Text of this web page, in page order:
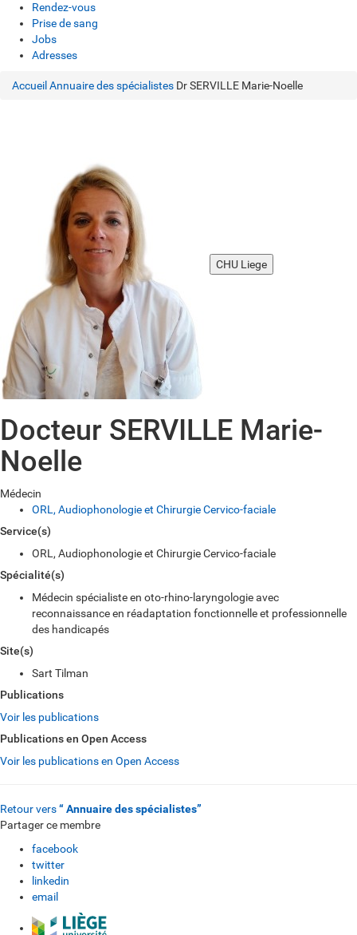
Rendez-vous
Prise de sang
Jobs
Adresses
Accueil Annuaire des spécialistes Dr SERVILLE Marie-Noelle
CHU Liege
Docteur SERVILLE Marie-
Noelle
Médecin
ORL, Audiophonologie et Chirurgie Cervico-faciale
Service(s)
ORL, Audiophonologie et Chirurgie Cervico-faciale
Spécialité(s)
Médecin spécialiste en oto-rhino-laryngologie avec
reconnaissance en réadaptation fonctionnelle et professionnelle
des handicapés
Site(s)
Sart Tilman
Publications
Voir les publications
Publications en Open Access
Voir les publications en Open Access
Retour vers“ Annuaire des spécialistes”
Partager ce membre
facebook
twitter
linkedin
email